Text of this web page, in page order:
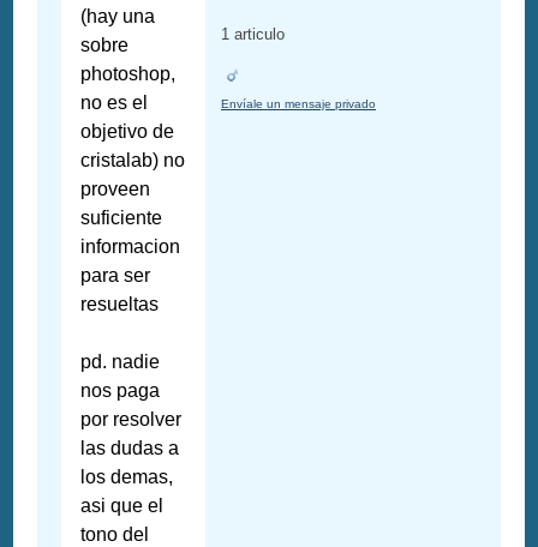
(hay una
sobre
photoshop,
no es el
objetivo de
cristalab) no
proveen
suficiente
informacion
para ser
resueltas
pd. nadie
nos paga
por resolver
las dudas a
los demas,
asi que el
tono del
1 articulo
Envíale un mensaje privado